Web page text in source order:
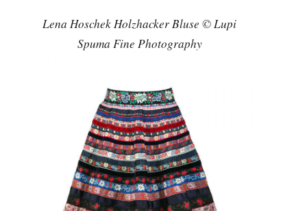
Lena Hoschek Holzhacker Bluse © Lupi
Spuma Fine Photography